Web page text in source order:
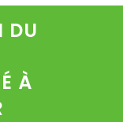
DU
À